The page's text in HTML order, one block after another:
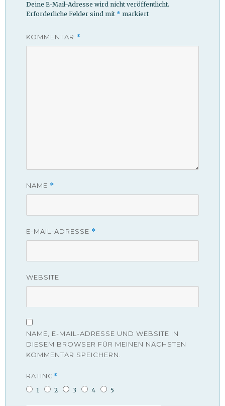
Deine E-Mail-Adresse wird nicht veröffentlicht.
Erforderliche Felder sind mit * markiert
KOMMENTAR *
NAME *
E-MAIL-ADRESSE *
WEBSITE
NAME, E-MAIL-ADRESSE UND WEBSITE IN
DIESEM BROWSER FÜR MEINEN NÄCHSTEN
KOMMENTAR SPEICHERN.
RATING*
1 2 3 4 5